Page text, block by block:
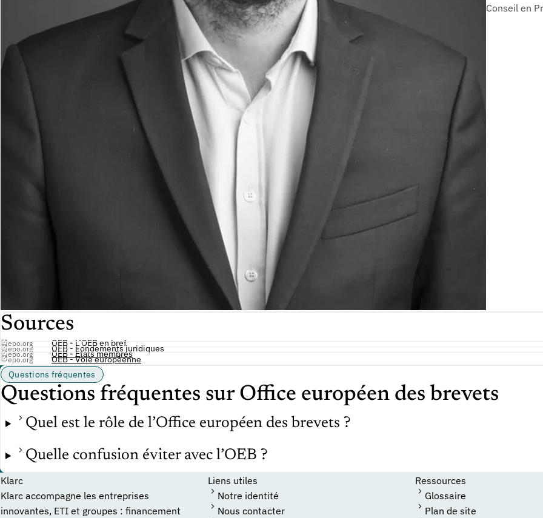
Conseil en
Sources
epo.org OEB - L’OEB en bref
epo.org OEB - Fondements juridiques
epo.org OEB - États membres
epo.org
OEB - Voie européenne
Questions fréquentes
Questions fréquentes sur Office européen des brevets
Quel est le rôle de l’Office européen des brevets ?
Quelle confusion éviter avec l’OEB ?
Klarc
Klarc accompagne les entreprises
innovantes, ETI et groupes : financement
Liens utiles
Notre identité
Nous contacter
Ressources
Glossaire
Plan de site